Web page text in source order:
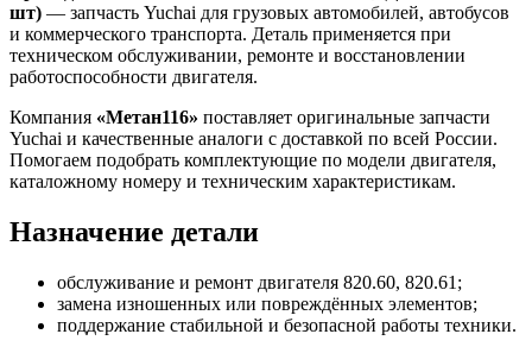
за
к-
т
из
6
шт)
шт) — запчасть Yuchai для грузовых автомобилей, автобусов
и коммерческого транспорта. Деталь применяется при
техническом обслуживании, ремонте и восстановлении
работоспособности двигателя.
Компания «Метан116» поставляет оригинальные запчасти
Yuchai и качественные аналоги с доставкой по всей России.
Помогаем подобрать комплектующие по модели двигателя,
каталожному номеру и техническим характеристикам.
Назначение детали
обслуживание и ремонт двигателя 820.60, 820.61;
замена изношенных или повреждённых элементов;
поддержание стабильной и безопасной работы техники.